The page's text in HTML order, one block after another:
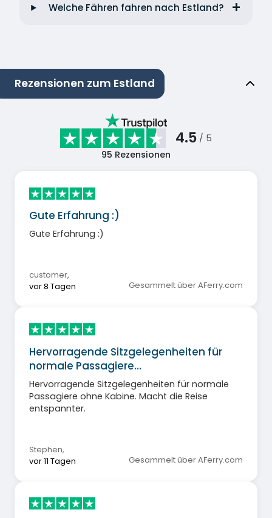
Welche Fähren fahren nach Estland?
Rezensionen zum Estland
4.5 / 5
95 Rezensionen
Gute Erfahrung :)
Gute Erfahrung :)
customer,
vor 8 Tagen
Gesammelt über AFerry.com
Hervorragende Sitzgelegenheiten für
normale Passagiere…
Hervorragende Sitzgelegenheiten für normale
Passagiere ohne Kabine. Macht die Reise
entspannter.
Stephen,
vor 11 Tagen
Gesammelt über AFerry.com